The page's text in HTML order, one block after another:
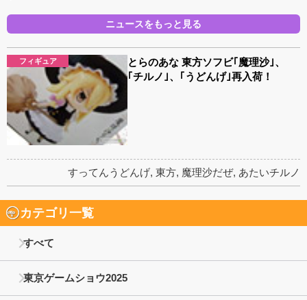
ニュースをもっと見る
フィギュア
とらのあな 東方ソフビ｢魔理沙｣、
｢チルノ｣、｢うどんげ｣再入荷！
すってんうどんげ, 東方, 魔理沙だぜ, あたいチルノ
カテゴリ一覧
すべて
東京ゲームショウ2025